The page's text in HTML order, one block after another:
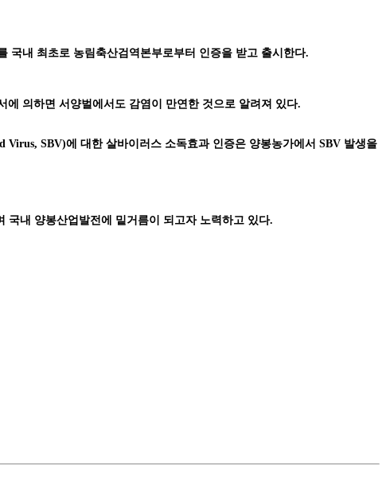
국내 최초로 농림축산검역본부로부터 인증을 받고 출시한다.
에 의하면 서양벌에서도 감염이 만연한 것으로 알려져 있다.
Virus, SBV)에 대한 살바이러스 소독효과 인증은 양봉농가에서 SBV 발생을
국내 양봉산업발전에 밑거름이 되고자 노력하고 있다.